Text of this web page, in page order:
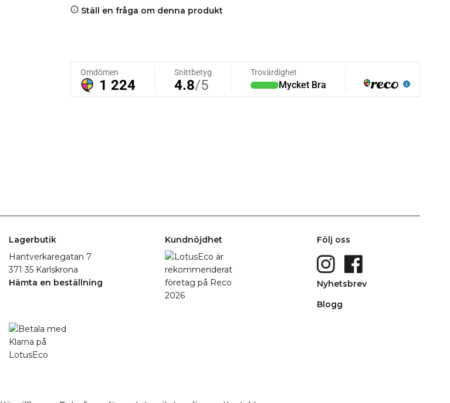
Ställ en fråga om denna produkt
Lagerbutik
Hantverkaregatan 7
371 35 Karlskrona
Hämta en beställning
Kundnöjdhet Följ oss
Nyhetsbrev
Blogg